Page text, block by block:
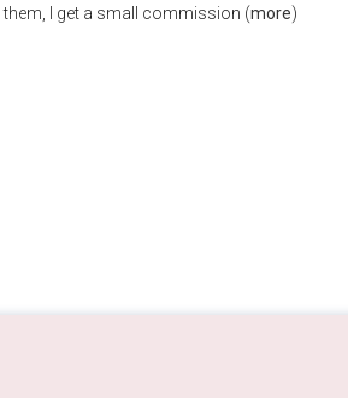
I get a small commission (more)